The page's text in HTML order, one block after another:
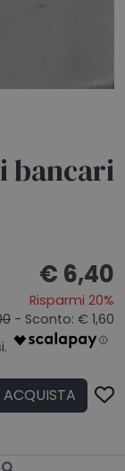
bancari
€ 6,40
Risparmi 20%
- Sconto: € 1,60
ACQUISTA